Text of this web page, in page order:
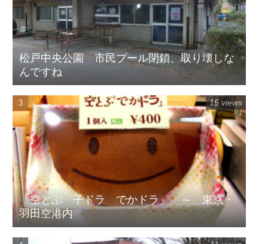
松戸中央公園 市民プール閉鎖、取り壊しな
んですね
「空とぶ 子ドラ でかドラ」 ～ 東京・
羽田空港内
15 views